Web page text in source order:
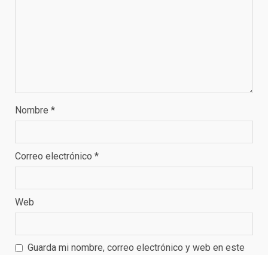
Nombre *
Correo electrónico *
Web
Guarda mi nombre, correo electrónico y web en este